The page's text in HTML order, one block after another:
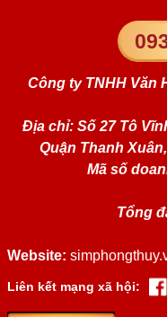
Website:
Liên kết mạng xã hội:
Công ty TNHH Văn
Địa chỉ: Số 27 Tô
Quận Thanh
Mã số
Tổng